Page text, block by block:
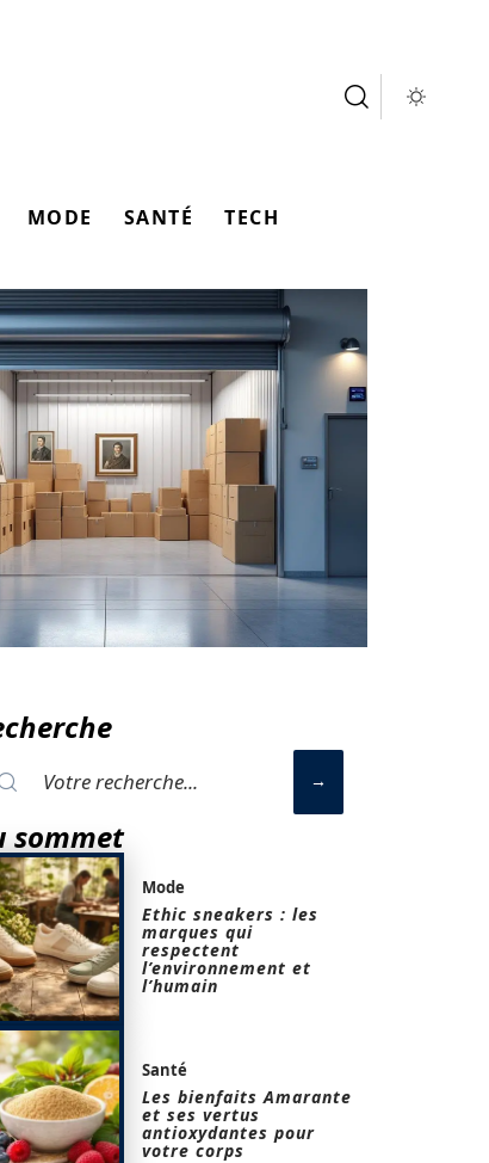
MODE SANTÉ TECH
sommet
Mode
Ethic sneakers : les
marques qui
respectent
l’environnement et
l’humain
Santé
Les bienfaits Amarante
et ses vertus
antioxydantes pour
votre corps